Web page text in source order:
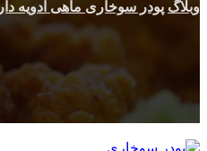
وبلاگ پودر سوخاری ماهی ادویه دار